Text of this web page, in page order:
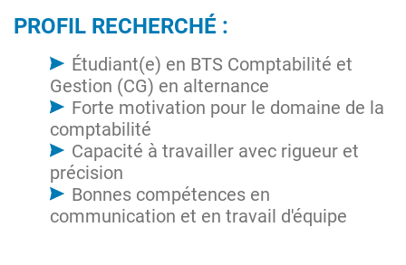
PROFIL RECHERCHÉ :
Étudiant(e) en BTS Comptabilité et
Gestion (CG) en alternance
Forte motivation pour le domaine de la
comptabilité
Capacité à travailler avec rigueur et
précision
Bonnes compétences en
communication et en travail d'équipe